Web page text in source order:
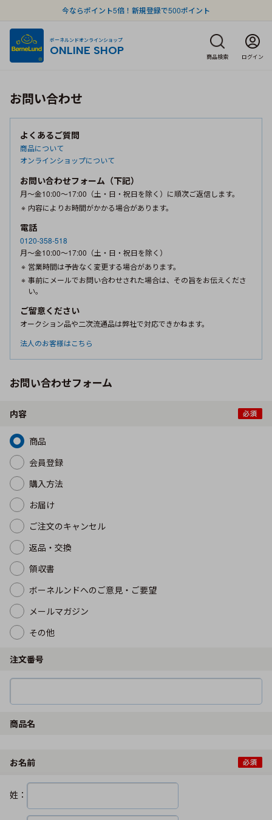
今ならポイント5倍！新規登録で500ポイント
ボーネルンドオンラインショップ
ONLINE SHOP 商品検索 ログイン
お問い合わせ
よくあるご質問
商品について
オンラインショップについて
お問い合わせフォーム（下記）
月〜金10:00〜17:00（土・日・祝日を除く）に順次ご返信します。
内容によりお時間がかかる場合があります。
電話
0120-358-518
月〜金10:00〜17:00（土・日・祝日を除く）
営業時間は予告なく変更する場合があります。
事前にメールでお問い合わせされた場合は、その旨をお伝えくださ
い。
ご留意ください
オークション品や二次流通品は弊社で対応できかねます。
法人のお客様はこちら
お問い合わせフォーム
内容
商品
会員登録
購入方法
お届け
ご注文のキャンセル
返品・交換
領収書
ボーネルンドへのご意見・ご要望
メールマガジン
その他
注文番号
商品名
お名前
姓：